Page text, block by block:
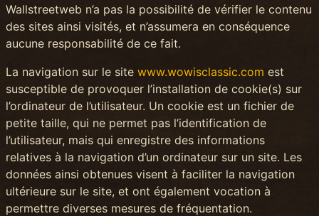
Wallstreetweb n’a pas la possibilité de vérifier le contenu
des sites ainsi visités, et n’assumera en conséquence
aucune responsabilité de ce fait.
La navigation sur le site www.wowisclassic.com est
susceptible de provoquer l’installation de cookie(s) sur
l’ordinateur de l’utilisateur. Un cookie est un fichier de
petite taille, qui ne permet pas l’identification de
l’utilisateur, mais qui enregistre des informations
relatives à la navigation d’un ordinateur sur un site. Les
données ainsi obtenues visent à faciliter la navigation
ultérieure sur le site, et ont également vocation à
permettre diverses mesures de fréquentation.